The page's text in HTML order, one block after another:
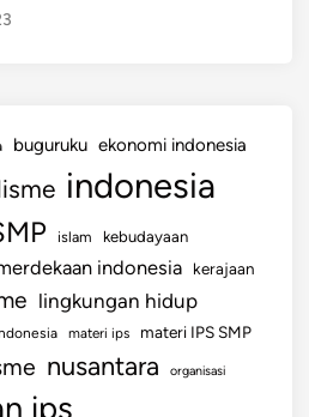
n
buguruku ekonomi indonesia
indonesia
islam kebudayaan
indonesia kerajaan
lingkungan hidup
materi ips materi IPS SMP
nusantara organisasi
ips